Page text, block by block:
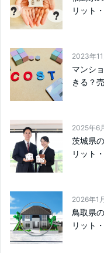
リット
2023年
マンシ
きる？
2025年6
茨城県
リット
2026年1
鳥取県
リット